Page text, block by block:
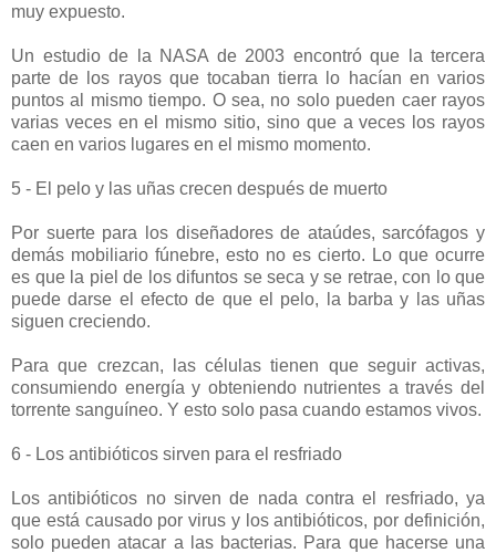
muy expuesto.
Un estudio de la NASA de 2003 encontró que la tercera
parte de los rayos que tocaban tierra lo hacían en varios
puntos al mismo tiempo. O sea, no solo pueden caer rayos
varias veces en el mismo sitio, sino que a veces los rayos
caen en varios lugares en el mismo momento.
5 - El pelo y las uñas crecen después de muerto
Por suerte para los diseñadores de ataúdes, sarcófagos y
demás mobiliario fúnebre, esto no es cierto. Lo que ocurre
es que la piel de los difuntos se seca y se retrae, con lo que
puede darse el efecto de que el pelo, la barba y las uñas
siguen creciendo.
Para que crezcan, las células tienen que seguir activas,
consumiendo energía y obteniendo nutrientes a través del
torrente sanguíneo. Y esto solo pasa cuando estamos vivos.
6 - Los antibióticos sirven para el resfriado
Los antibióticos no sirven de nada contra el resfriado, ya
que está causado por virus y los antibióticos, por definición,
solo pueden atacar a las bacterias. Para que hacerse una